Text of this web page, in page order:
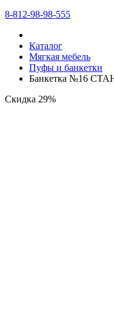
8-812-98-98-555
Каталог
Мягкая мебель
Пуфы и банкетки
Банкетка №16
Скидка 29%